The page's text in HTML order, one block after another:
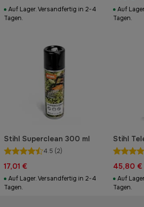
Auf Lager. Versandfertig in 2-4
Tagen.
Auf
Tagen.
Stihl Superclean 300 ml
4.5 (2)
17,01 €
Auf Lager. Versandfertig in 2-4
Tagen.
Stihl
45,80 €
Auf
Tagen.